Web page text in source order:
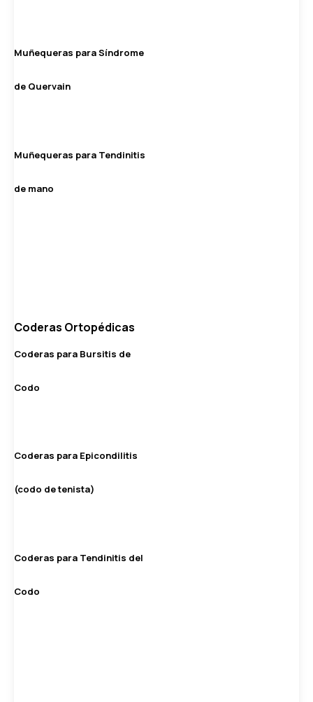
Muñequeras para Síndrome
de Quervain
Muñequeras para Tendinitis
de mano
Coderas Ortopédicas
Coderas para Bursitis de
Codo
Coderas para Epicondilitis
(codo de tenista)
Coderas para Tendinitis del
Codo